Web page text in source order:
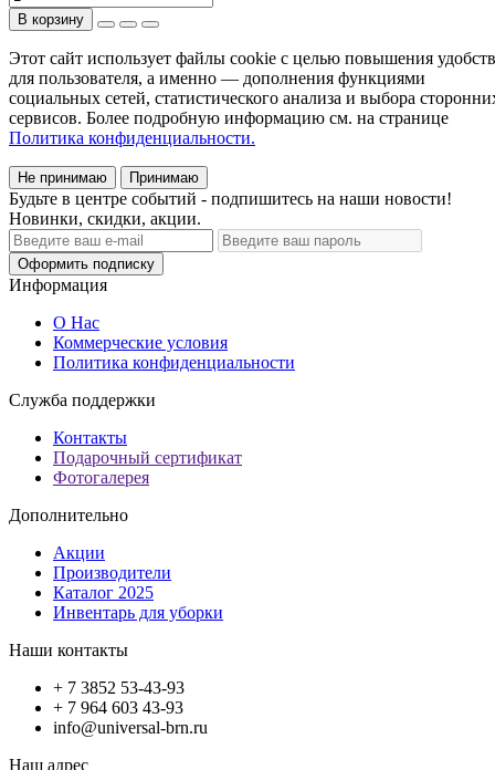
В корзину
Этот сайт использует файлы cookie с целью повышения
для пользователя, а именно — дополнения функциями
социальных сетей, статистического анализа и выбора
сервисов. Более подробную информацию см. на странице
Политика конфиденциальности.
Не принимаю Принимаю
Будьте в центре событий - подпишитесь на наши новости!
Новинки, скидки, акции.
Оформить подписку
Информация
О Нас
Коммерческие условия
Политика конфиденциальности
Служба поддержки
Контакты
Подарочный сертификат
Фотогалерея
Дополнительно
Акции
Производители
Каталог 2025
Инвентарь для уборки
Наши контакты
+ 7 3852 53-43-93
+ 7 964 603 43-93
info@universal-brn.ru
Наш адрес